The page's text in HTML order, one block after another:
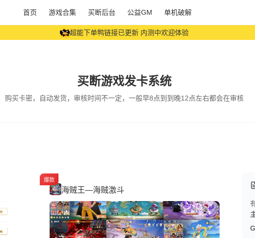
首页 游戏合集 买断后台 公益GM 单机破解
超能下单鸭链接已更新 内测中欢迎体验
新增限时礼包码 VIP777= 5阶宝石中级礼包*10 今晚12点更新每日累充5阶宝石随机礼
买断游戏发卡系统
购买卡密，自动发货，审核时间不一定，一般早8点到到晚12点左右都会在审核
爆款
海贼王—海贼激斗